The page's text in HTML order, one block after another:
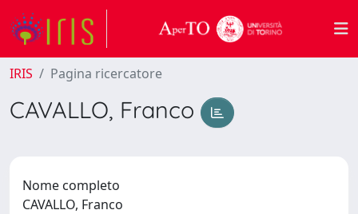
IRIS Pagina ricercatore
CAVALLO, Franco
Nome completo
CAVALLO, Franco